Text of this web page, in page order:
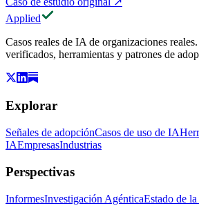
Applied
Casos reales de IA de organizaciones
verificados, herramientas y patrones de
Explorar
Señales de adopciónCasos de uso de IA
IAEmpresasIndustrias
Perspectivas
InformesInvestigación AgénticaEstado de